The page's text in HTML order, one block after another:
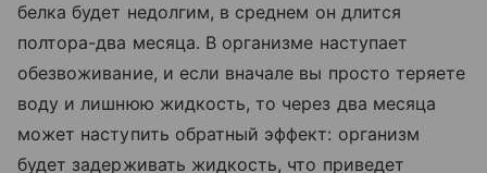
белка будет недолгим, в среднем он длится
полтора-два месяца. В организме наступает
обезвоживание, и если вначале вы просто теряете
воду и лишнюю жидкость, то через два месяца
может наступить обратный эффект: организм
будет задерживать жидкость, что приведет